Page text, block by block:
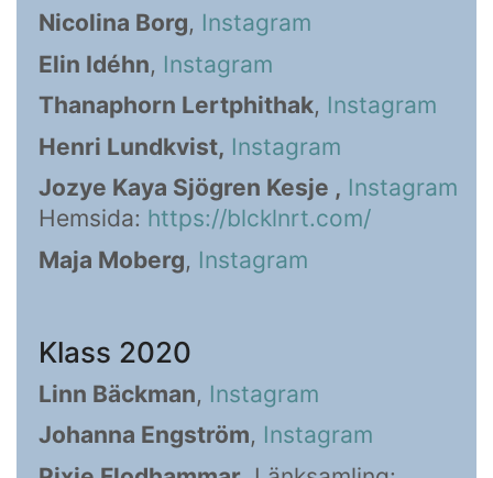
Nicolina Borg, Instagram
Elin Idéhn, Instagram
Thanaphorn Lertphithak, Instagram
Henri Lundkvist, Instagram
Jozye Kaya Sjögren Kesje , Instagram
Hemsida: https://blcklnrt.com/
Maja Moberg, Instagram
Klass 2020
Linn Bäckman, Instagram
Johanna Engström, Instagram